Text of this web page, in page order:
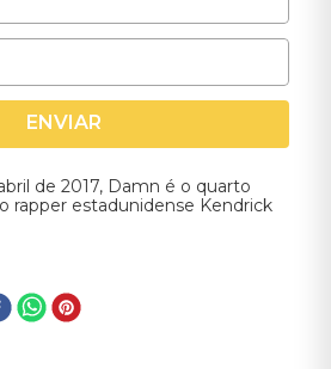
ENVIAR
de 2017, Damn é o quarto
rapper estadunidense Kendrick